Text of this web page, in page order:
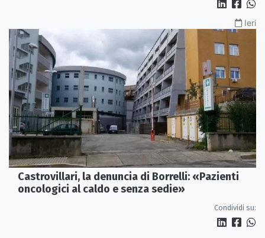
Ieri
Castrovillari, la denuncia di Borrelli: «Pazienti
oncologici al caldo e senza sedie»
Condividi su: